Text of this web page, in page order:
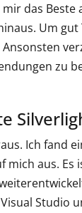
das Beste
Um
Ansonsten
zu
Ich fand
mich aus.
Studio